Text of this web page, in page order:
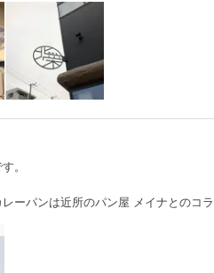
。
ーパンは近所のパン屋 メイナとのコラ